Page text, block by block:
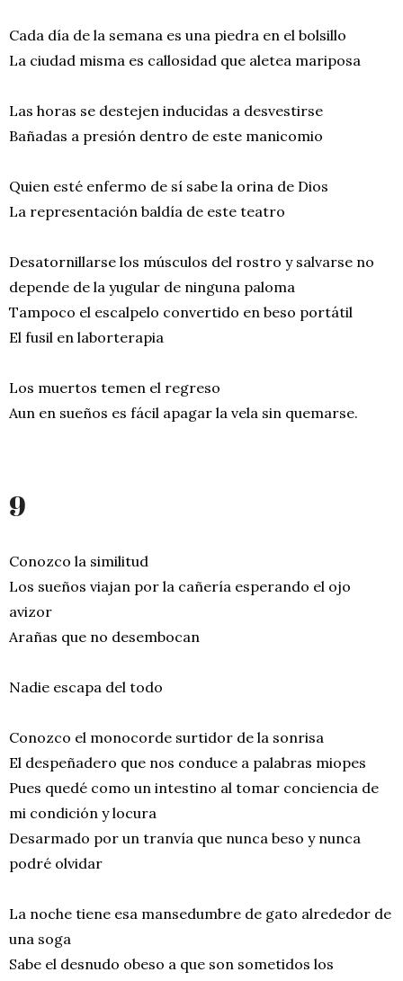
Cada día de la semana es una piedra en el bolsillo
La ciudad misma es callosidad que aletea mariposa
Las horas se destejen inducidas a desvestirse
Bañadas a presión dentro de este manicomio
Quien esté enfermo de sí sabe la orina de Dios
La representación baldía de este teatro
Desatornillarse los músculos del rostro y salvarse no
depende de la yugular de ninguna paloma
Tampoco el escalpelo convertido en beso portátil
El fusil en laborterapia
Los muertos temen el regreso
Aun en sueños es fácil apagar la vela sin quemarse.
9
Conozco la similitud
Los sueños viajan por la cañería esperando el ojo
avizor
Arañas que no desembocan
Nadie escapa del todo
Conozco el monocorde surtidor de la sonrisa
El despeñadero que nos conduce a palabras miopes
Pues quedé como un intestino al tomar conciencia de
mi condición y locura
Desarmado por un tranvía que nunca beso y nunca
podré olvidar
La noche tiene esa mansedumbre de gato alrededor de
una soga
Sabe el desnudo obeso a que son sometidos los